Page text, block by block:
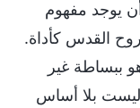
يوجد مفهوم
القدس كأداة.
ببساطة غير
بلا أساس